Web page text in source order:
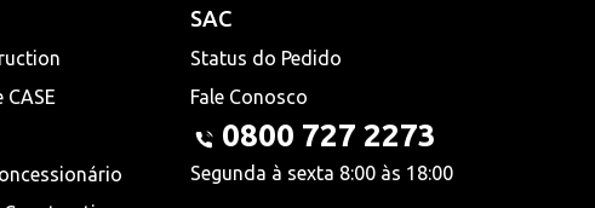
SAC
Status do Pedido
Fale Conosco
0800 727 2273
Segunda à sexta 8:00 às 18:00